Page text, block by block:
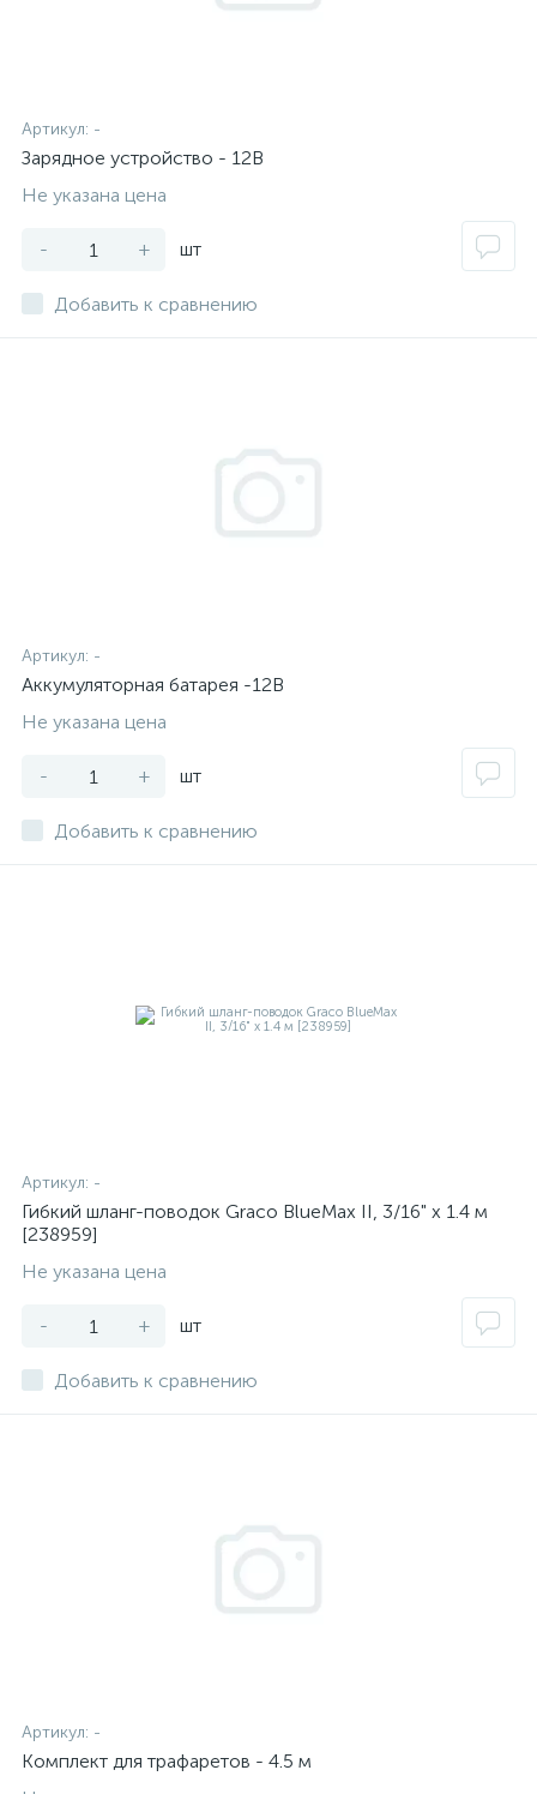
Артикул: -
Зарядное устройство - 12В
Не указана цена
- + шт
Добавить к сравнению
Артикул: -
Аккумуляторная батарея -12В
Не указана цена
- + шт
Добавить к сравнению
Артикул: -
Гибкий шланг-поводок Graco BlueMax II, 3/16" x 1.4 м
[238959]
Не указана цена
- + шт
Добавить к сравнению
Артикул: -
Комплект для трафаретов - 4.5 м